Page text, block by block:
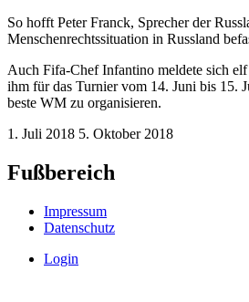
So hofft Peter Franck, Sprecher der
Menschenrechtssituation in Russland
Auch Fifa-Chef Infantino meldete sich
ihm für das Turnier vom 14. Juni bis 15.
beste WM zu organisieren.
1. Juli 2018 5. Oktober 2018
Fußbereich
Impressum
Datenschutz
Login